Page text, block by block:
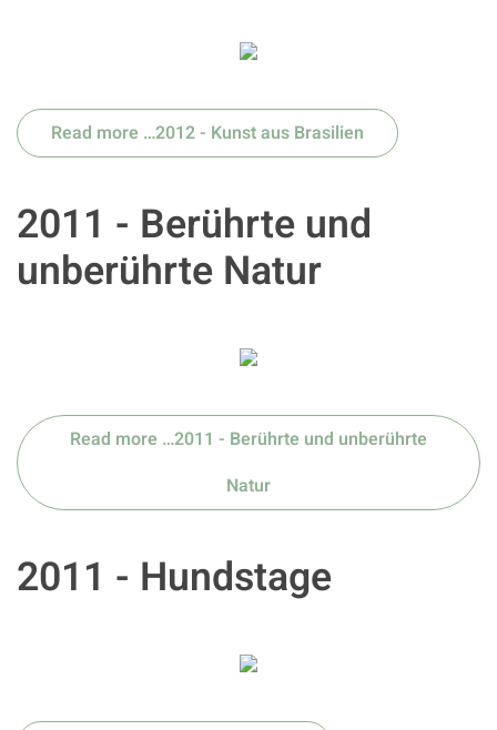
Read more …2012 - Kunst aus Brasilien
2011 - Berührte und
unberührte Natur
Read more …2011 - Berührte und unberührte
Natur
2011 - Hundstage